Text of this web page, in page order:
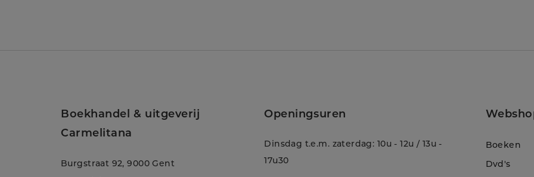
Boekhandel & uitgeverij
Carmelitana
Burgstraat 92, 9000 Gent
Openingsuren
Dinsdag t.e.m. zaterdag: 10u - 12u / 13u -
17u30
Boeken
Dvd's